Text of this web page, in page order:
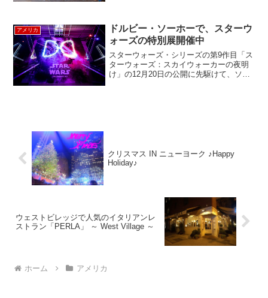
レイスの手前にできた小径を行くとト
イ・ストーリー・ラン...
アメリカ
ドルビー・ソーホーで、スターウ
ォーズの特別展開催中
スターウォーズ・シリーズの第9作目「ス
ターウォーズ：スカイウォーカーの夜明
け」の12月20日の公開に先駆けて、ソー
クリスマス IN ニューヨーク ♪Happy
Holiday♪
ウェストビレッジで人気のイタリアンレ
ストラン「PERLA」 ～ West Village ～
ホーム アメリカ